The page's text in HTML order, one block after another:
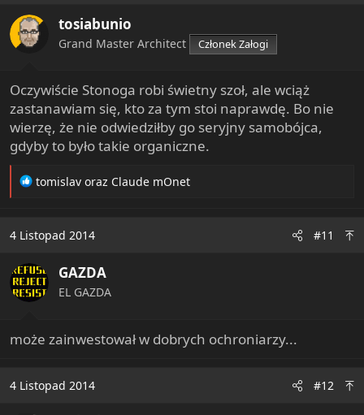
o
n
tosiabunio
Grand Master Architect Członek Załogi
Oczywiście Stonoga robi świetny szoł, ale wciąż
zastanawiam się, kto za tym stoi naprawdę. Bo nie
wierzę, że nie odwiedziłby go seryjny samobójca,
gdyby to było takie organiczne.
R
t
o
n
s
tomislav oraz Claude mOnet
4 Listopad 2014 #11
GAZDA
EL GAZDA
może zainwestował w dobrych ochroniarzy...
4 Listopad 2014 #12